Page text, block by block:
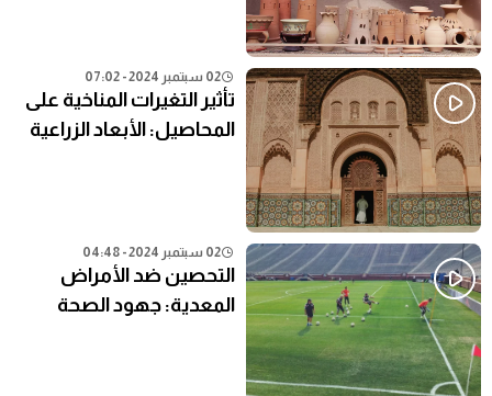
02 سبتمبر 2024 - 07:02
تأثير التغيرات المناخية على
المحاصيل: الأبعاد الزراعية
02 سبتمبر 2024 - 04:48
التحصين ضد الأمراض
المعدية: جهود الصحة